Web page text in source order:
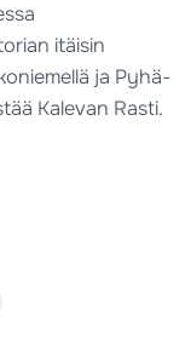
itäisin
ja Pyhä-
Kalevan Rasti.